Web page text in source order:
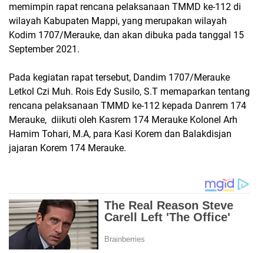
memimpin rapat rencana pelaksanaan TMMD ke-112 di
wilayah Kabupaten Mappi, yang merupakan wilayah
Kodim 1707/Merauke, dan akan dibuka pada tanggal 15
September 2021.
Pada kegiatan rapat tersebut, Dandim 1707/Merauke
Letkol Czi Muh. Rois Edy Susilo, S.T memaparkan tentang
rencana pelaksanaan TMMD ke-112 kepada Danrem 174
Merauke, diikuti oleh Kasrem 174 Merauke Kolonel Arh
Hamim Tohari, M.A, para Kasi Korem dan Balakdisjan
jajaran Korem 174 Merauke.